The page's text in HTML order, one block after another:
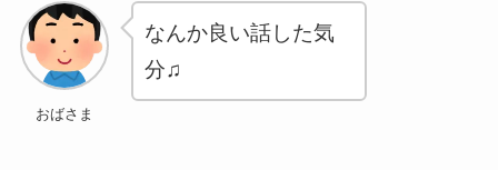
おばさま
なんか良い話した気
分♫